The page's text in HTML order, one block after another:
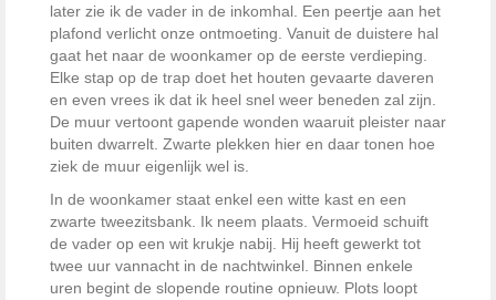
later zie ik de vader in de inkomhal. Een peertje aan het
plafond verlicht onze ontmoeting. Vanuit de duistere hal
gaat het naar de woonkamer op de eerste verdieping.
Elke stap op de trap doet het houten gevaarte daveren
en even vrees ik dat ik heel snel weer beneden zal zijn.
De muur vertoont gapende wonden waaruit pleister naar
buiten dwarrelt. Zwarte plekken hier en daar tonen hoe
ziek de muur eigenlijk wel is.
In de woonkamer staat enkel een witte kast en een
zwarte tweezitsbank. Ik neem plaats. Vermoeid schuift
de vader op een wit krukje nabij. Hij heeft gewerkt tot
twee uur vannacht in de nachtwinkel. Binnen enkele
uren begint de slopende routine opnieuw. Plots loopt